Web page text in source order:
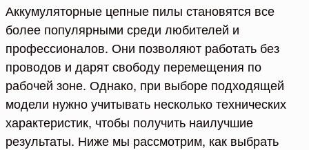
Аккумуляторные цепные пилы становятся все
более популярными среди любителей и
профессионалов. Они позволяют работать без
проводов и дарят свободу перемещения по
рабочей зоне. Однако, при выборе подходящей
модели нужно учитывать несколько технических
характеристик, чтобы получить наилучшие
результаты. Ниже мы рассмотрим, как выбрать